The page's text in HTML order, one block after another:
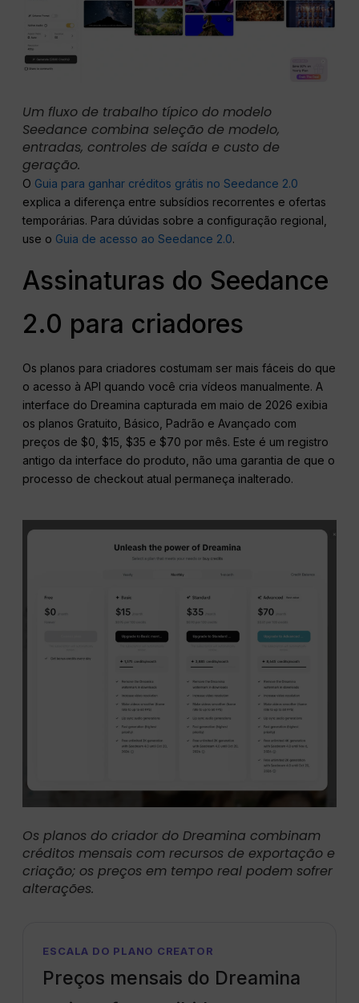
Um fluxo de trabalho típico do modelo
Seedance combina seleção de modelo,
entradas, controles de saída e custo de
geração.
O Guia para ganhar créditos grátis no Seedance 2.0
explica a diferença entre subsídios recorrentes e ofertas
temporárias. Para dúvidas sobre a configuração regional,
use o Guia de acesso ao Seedance 2.0.
Assinaturas do Seedance
2.0 para criadores
Os planos para criadores costumam ser mais fáceis do que
o acesso à API quando você cria vídeos manualmente. A
interface do Dreamina capturada em maio de 2026 exibia
os planos Gratuito, Básico, Padrão e Avançado com
preços de $0, $15, $35 e $70 por mês. Este é um registro
antigo da interface do produto, não uma garantia de que o
processo de checkout atual permaneça inalterado.
Os planos do criador do Dreamina combinam
créditos mensais com recursos de exportação e
criação; os preços em tempo real podem sofrer
alterações.
ESCALA DO PLANO CREATOR
Preços mensais do Dreamina